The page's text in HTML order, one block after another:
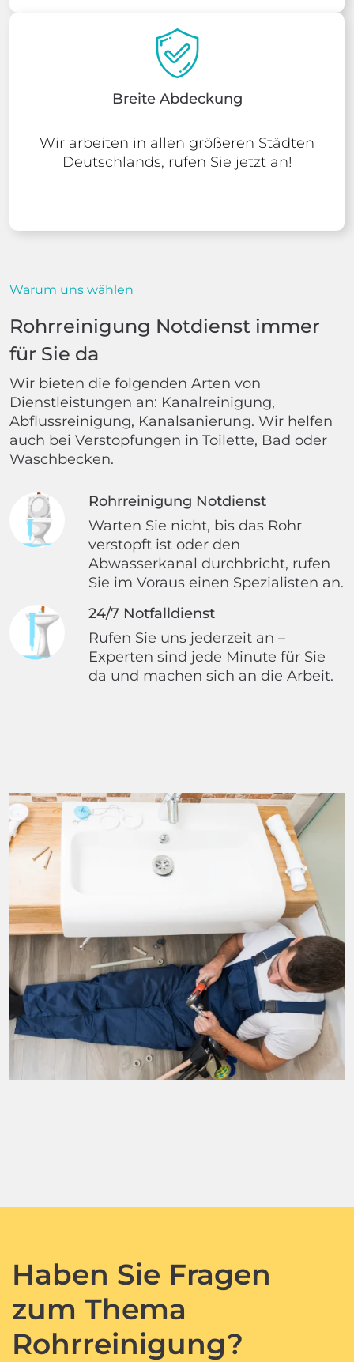
Breite Abdeckung
Wir arbeiten in allen größeren Städten
Deutschlands, rufen Sie jetzt an!
Warum uns wählen
Rohrreinigung Notdienst immer
für Sie da
Wir bieten die folgenden Arten von
Dienstleistungen an: Kanalreinigung,
Abflussreinigung, Kanalsanierung. Wir helfen
auch bei Verstopfungen in Toilette, Bad oder
Waschbecken.
Rohrreinigung Notdienst
Warten Sie nicht, bis das Rohr
verstopft ist oder den
Abwasserkanal durchbricht, rufen
Sie im Voraus einen Spezialisten an.
24/7 Notfalldienst
Rufen Sie uns jederzeit an –
Experten sind jede Minute für Sie
da und machen sich an die Arbeit.
Haben Sie Fragen
zum Thema
Rohrreinigung?